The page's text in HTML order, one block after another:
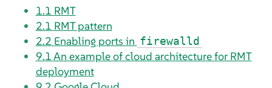
1.1 RMT
2.1 RMT pattern
2.2 Enabling ports in firewalld
9.1An example of cloud architecture for RMT
deployment